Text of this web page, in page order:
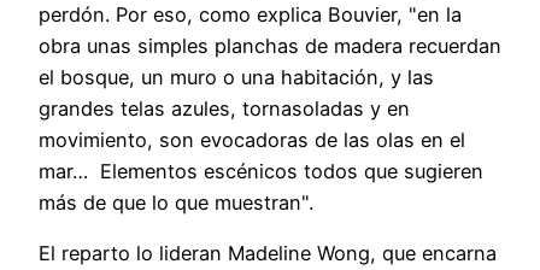
perdón. Por eso, como explica Bouvier, "en la
obra unas simples planchas de madera recuerdan
el bosque, un muro o una habitación, y las
grandes telas azules, tornasoladas y en
movimiento, son evocadoras de las olas en el
mar… Elementos escénicos todos que sugieren
más de que lo que muestran".
El reparto lo lideran Madeline Wong, que encarna